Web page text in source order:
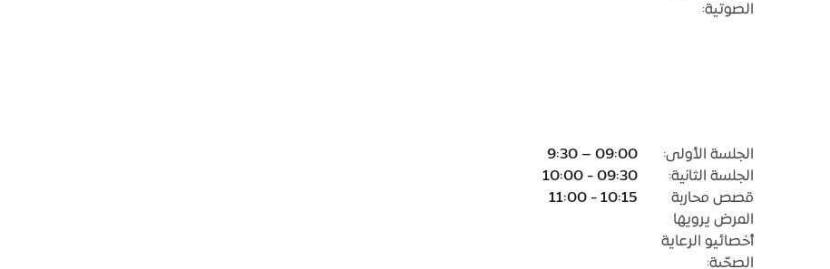
الصوتية:
الجلسة الأولى:
09:00 – 9:30
الجلسة الثانية:
09:30 - 10:00
قصص محاربة
المرض يرويها
أخصائيو الرعاية
الصحّية:
10:15 - 11:00